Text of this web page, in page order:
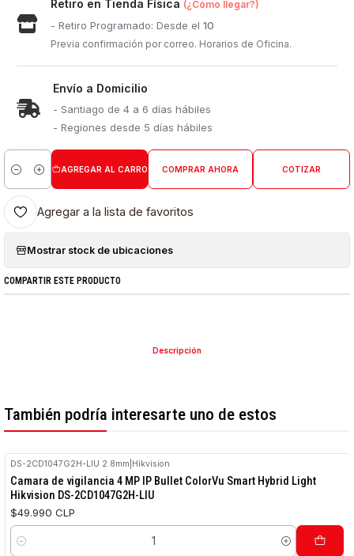
Retiro en Tienda Física (¿Cómo llegar?)
- Retiro Programado: Desde el10
Previa confirmación por correo. Horarios de Oficina.
Envío a Domicilio
- Santiago de 4 a 6 días hábiles
- Regiones desde 5 días hábiles
Cantidad
AGREGAR AL CARRO COMPRAR AHORA COTIZAR
Agregar a la lista de favoritos
Mostrar stock de ubicaciones
COMPARTIR ESTE PRODUCTO
Descripción
También podría interesarte uno de estos
DS-2CD1047G2H-LIU 2.8mm Hikvision
Camara de vigilancia 4 MP IP Bullet ColorVu Smart Hybrid Light
Hikvision DS-2CD1047G2H-LIU
$49.990 CLP
Cantidad